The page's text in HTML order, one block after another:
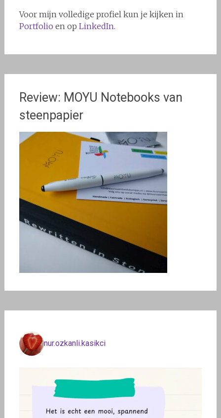
Voor mijn volledige profiel kun je kijken in
Portfolio en op LinkedIn.
Review: MOYU Notebooks van
steenpapier
nur.ozkanli.kasikci